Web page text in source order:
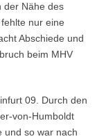
der Nähe des
nur eine
Abschiede und
beim MHV
09. Durch den
von-Humboldt
und so war nach